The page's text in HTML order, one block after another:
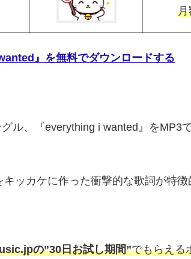
月
』を無料でダウンロードする
ル、『everything i wanted』をMP3
ッカケに作った衝撃的な歌詞が特徴
の”30日お試し期間”でもらえる